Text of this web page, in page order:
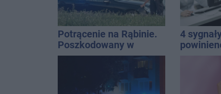
Potrącenie na Rąbinie.
Poszkodowany w
szpitalu
4